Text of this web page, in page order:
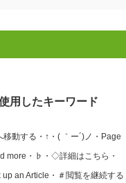
用したキーワード
動する・↑・( ｀ー´)ノ・Page
more・♭・◇詳細はこちら・
an Article・＃閲覧を継続する